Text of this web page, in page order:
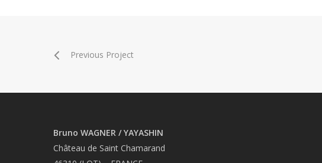
Previous Project
Bruno WAGNER / YAYASHIN
Château de Saint Chamarand